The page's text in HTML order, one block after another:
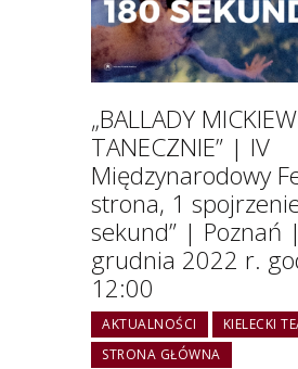
„BALLADY
TANECZNIE” | IV
Międzynarodowy
strona, 1
sekund” | Poznań
grudnia 2022 r.
12:00
AKTUALNOŚCI
KIELECKI
STRONA GŁÓWNA